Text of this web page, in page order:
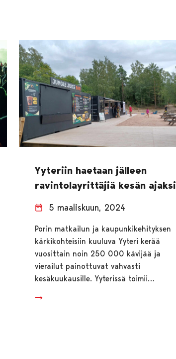
Yyteriin haetaan jälleen
ravintolayrittäjiä kesän ajaksi
5 maaliskuun, 2024
Porin matkailun ja kaupunkikehityksen
kärkikohteisiin kuuluva Yyteri kerää
vuosittain noin 250 000 kävijää ja
vierailut painottuvat vahvasti
kesäkuukausille. Yyterissä toimii…